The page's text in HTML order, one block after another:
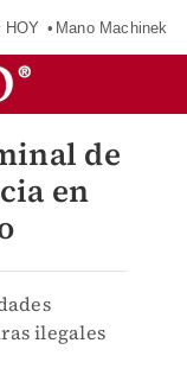
HOY Mano Machinek
de
en
ilegales